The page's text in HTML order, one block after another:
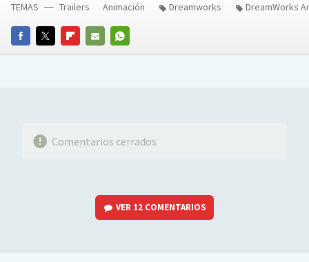
FACEBOOKTWITTERFLIPBOARD
E-
WHATSAPP
TEMAS Trailers Animación Dreamworks DreamWorks
Comentarios cerrados
VER 12 COMENTARIOS